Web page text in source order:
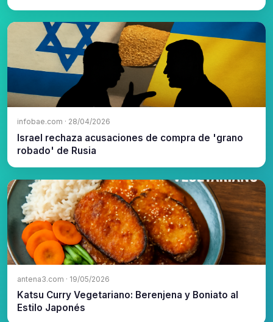
infobae.com · 28/04/2026
Israel rechaza acusaciones de compra de 'grano
robado' de Rusia
antena3.com · 19/05/2026
Katsu Curry Vegetariano: Berenjena y Boniato al
Estilo Japonés